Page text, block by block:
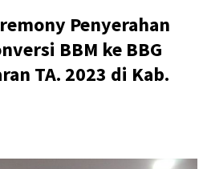
Penyerahan
BBM ke BBG
TA. 2023 di Kab.